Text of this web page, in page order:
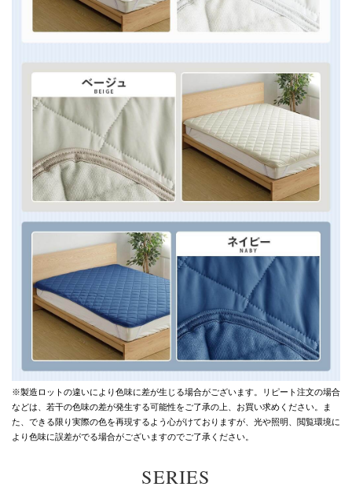
※製造ロットの違いにより色味に差が生じる場合がございます。
リピート注文の場合
などは、若干の色味の差が発生する可能性をご了承の上、お買い求めください。
ま
た、できる限り実際の色を再現するよう心がけておりますが、 光や照明、閲覧環境に
より色味に誤差がでる場合がございますのでご了承ください。
SERIES